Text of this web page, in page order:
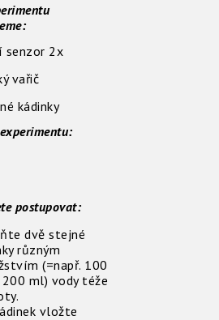
2x
vařič
kádinky
postupovat:
dvě stejné
různým
(=např. 100
ml) vody téže
vložte